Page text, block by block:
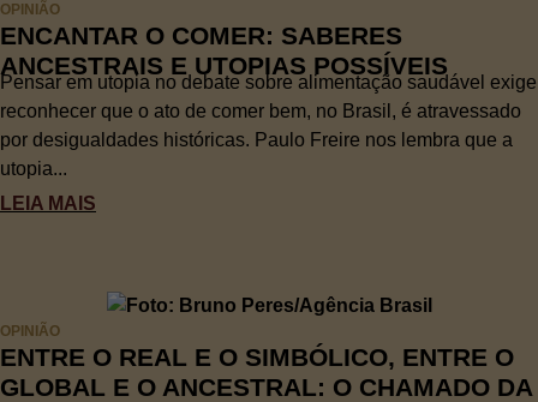
OPINIÃO
ENCANTAR O COMER: SABERES
ANCESTRAIS E UTOPIAS POSSÍVEIS
Pensar em utopia no debate sobre alimentação saudável exige
reconhecer que o ato de comer bem, no Brasil, é atravessado
por desigualdades históricas. Paulo Freire nos lembra que a
utopia...
LEIA MAIS
OPINIÃO
ENTRE O REAL E O SIMBÓLICO, ENTRE O
GLOBAL E O ANCESTRAL: O CHAMADO DA